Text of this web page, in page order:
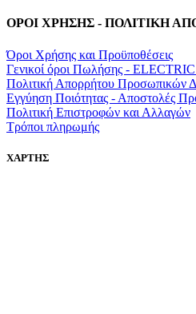
ΟΡΟΙ ΧΡΗΣΗΣ - ΠΟΛΙΤΙΚΗ
Όροι Χρήσης και Προϋποθέσεις
Γενικοί όροι Πωλήσης -
Πολιτική Απορρήτου Προσωπικών
Εγγύηση Ποιότητας - Αποστολές
Πολιτική Επιστροφών και Αλλαγών
Τρόποι πληρωμής
ΧΑΡΤΗΣ